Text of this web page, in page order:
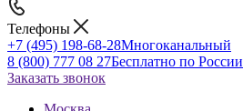
Телефоны
+7 (495) 198-68-28Многоканальный
8 (800) 777 08 27Бесплатно по России
Заказать звонок